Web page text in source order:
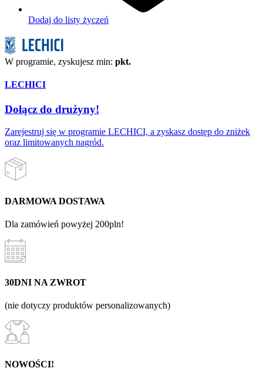
Dodaj do listy życzeń
W programie, zyskujesz min: pkt.
LECHICI
Dołącz do drużyny!
Zarejestruj się w programie LECHICI, a zyskasz dostęp do zniżek
oraz limitowanych nagród.
DARMOWA DOSTAWA
Dla zamówień powyżej 200pln!
30DNI NA ZWROT
(nie dotyczy produktów personalizowanych)
NOWOŚCI!